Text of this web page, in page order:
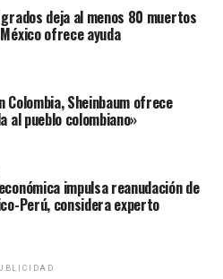
deja al menos 80 muertos
ofrece ayuda
Colombia, Sheinbaum ofrece
al pueblo colombiano»
impulsa reanudación de
Perú, considera experto